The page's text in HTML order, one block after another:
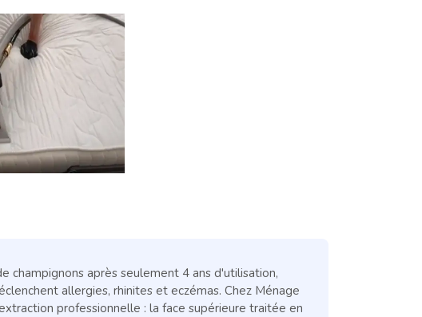
champignons après seulement 4 ans d'utilisation,
allergies, rhinites et eczémas. Chez Ménage
professionnelle : la face supérieure traitée en